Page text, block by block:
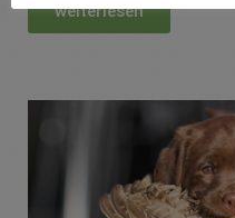
weiterlesen